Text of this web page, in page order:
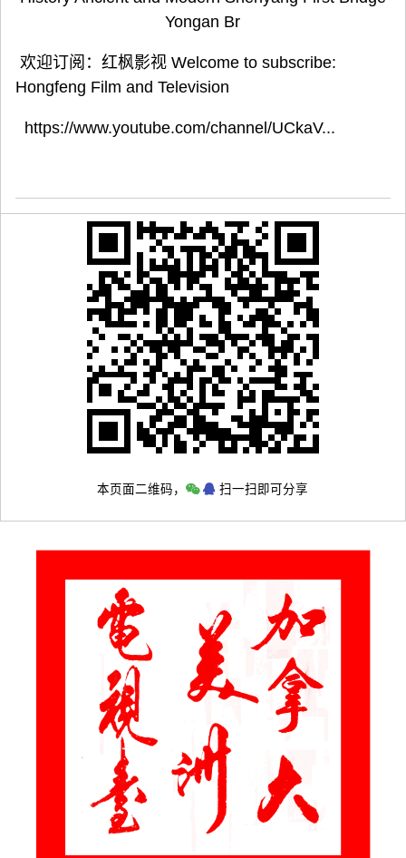
Yongan Br
欢迎订阅：红枫影视 Welcome to subscribe:
Hongfeng Film and Television
https://www.youtube.com/channel/UCkaV...
本页面二维码， 扫一扫即可分享